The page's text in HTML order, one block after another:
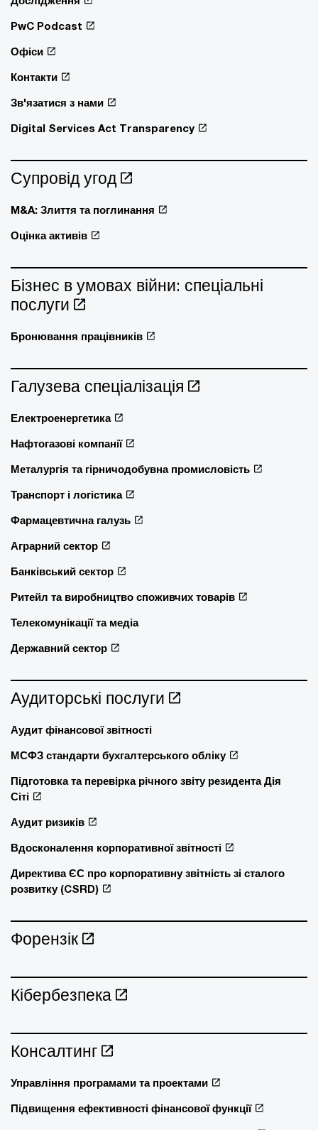
PwC Podcast
Офіси
Контакти
Зв'язатися з нами
Digital Services Act Transparency
Супровід угод
M&A: Злиття та поглинання
Оцінка активів
Бізнес в умовах війни: спеціальні
послуги
Бронювання працівників
Галузева спеціалізація
Електроенергетика
Нафтогазові компанії
Металургія та гірничодобувна промисловість
Транспорт і логістика
Фармацевтична галузь
Аграрний сектор
Банківський сектор
Ритейл та виробництво споживчих товарів
Телекомунікації та медіа
Державний сектор
Аудиторські послуги
Аудит фінансової звітності
МСФЗ стандарти бухгалтерського обліку
Підготовка та перевірка річного звіту резидента Дія
Сіті
Аудит ризиків
Вдосконалення корпоративної звітності
Директива ЄС про корпоративну звітність зі сталого
розвитку (CSRD)
Форензік
Кібербезпека
Консалтинг
Управління програмами та проектами
Підвищення ефективності фінансової функції